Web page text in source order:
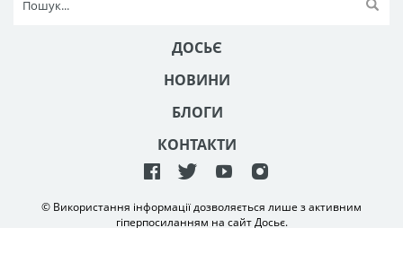
ДОСЬЄ
НОВИНИ
БЛОГИ
КОНТАКТИ
© Використання інформації дозволяється лише з активним
гіперпосиланням на сайт Досьє.